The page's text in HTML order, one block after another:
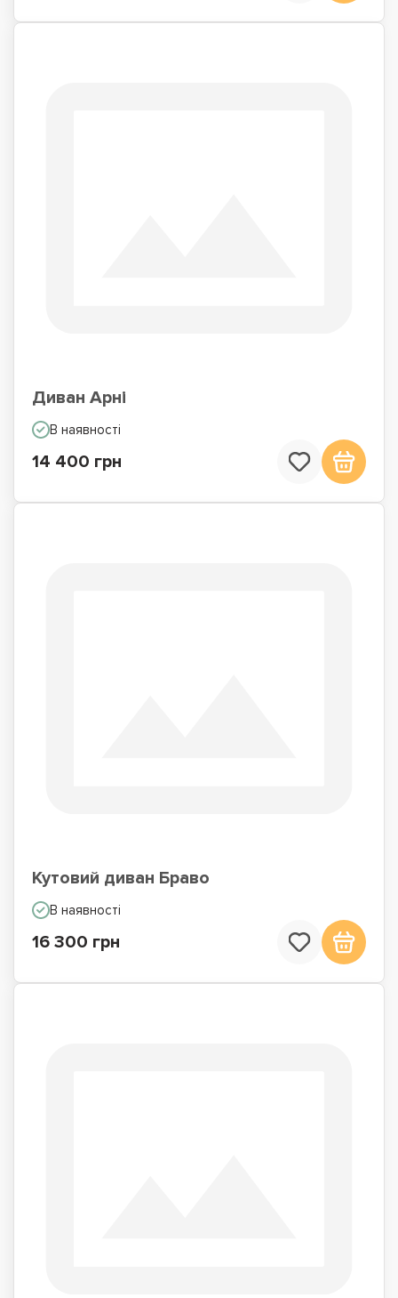
Диван Арні
В наявності
14 400 грн
Кутовий диван Браво
В наявності
16 300 грн